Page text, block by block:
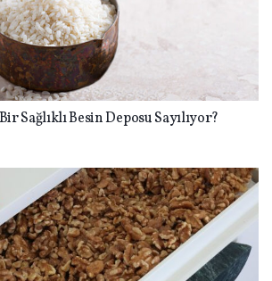
Sağlıklı Besin Deposu Sayılıyor?